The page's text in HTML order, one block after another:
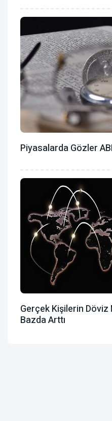
Piyasalarda Gözler
Gerçek Kişilerin Döviz
Bazda Arttı